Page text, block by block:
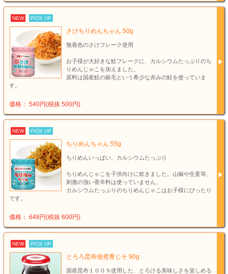
NEW PICK UP
さけちりめんちゃん 50g
無着色のさけフレーク使用
お子様が大好きな鮭フレークに、カルシウムたっぷりのち
りめんじゃこを加えました。
原料は国産鮭の銀毛という希少な赤みの鮭を使っていま
す。
価格： 540円(税抜 500円)
NEW PICK UP
ちりめんちゃん 55g
ちりめんいっぱい、カルシウムたっぷり
ちりめんじゃこを子供向けに炊きました。山椒や生姜等、
刺激の強い香辛料は使っていません。
カルシウムたっぷりのちりめんじゃこはお子様にぴったり
です。
価格： 648円(税抜 600円)
NEW PICK UP
とろろ昆布佃煮青じそ 90g
国産昆布１００％使用した、とろける美味しさを楽しめる